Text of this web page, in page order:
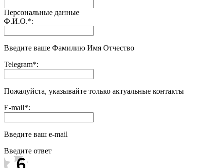
Персональные данные
Ф.И.О.*:
Введите ваше Фамилию Имя Отчество
Telegram*:
Пожалуйста, указывайте только актуальные контакты
E-mail*:
Введите ваш e-mail
Введите ответ